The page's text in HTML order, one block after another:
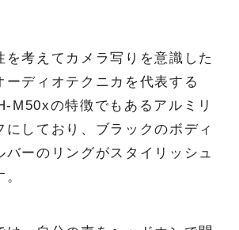
を考えてカメラ写りを意識した
ーディオテクニカを代表する
M50xの特徴でもあるアルミリ
にしており、ブラックのボディ
バーのリングがスタイリッシュ